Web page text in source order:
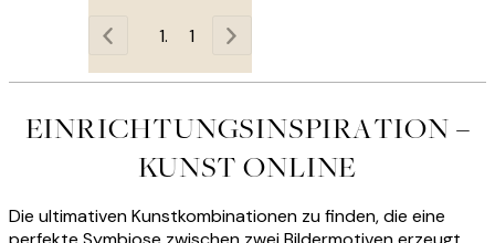
1
EINRICHTUNGSINSPIRATION –
KUNST ONLINE
Die ultimativen Kunstkombinationen zu finden, die eine